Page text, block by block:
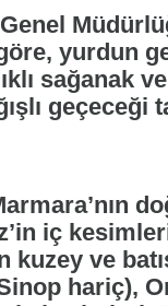
yurdun
sağanak
geçeceği
iç
kuzey ve
hariç),